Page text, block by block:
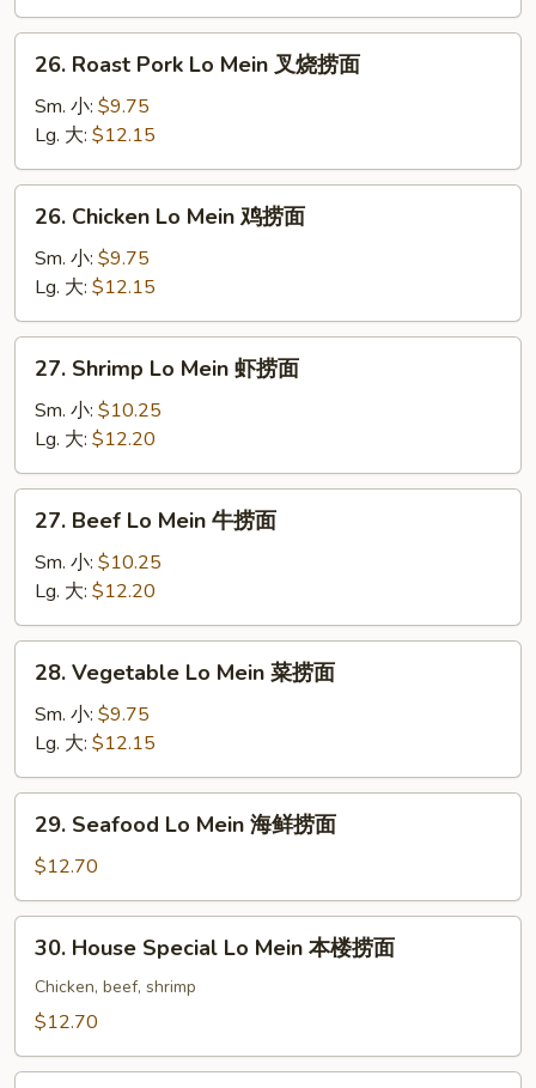
净
捞
Roast
Pork
Mein
叉
26. Roast Pork Lo Mein 叉烧捞面
Sm. 小: $9.75
Lg. 大: $12.15
Chicken
Lo
Mein
鸡
捞
26. Chicken Lo Mein 鸡捞面
Sm. 小: $9.75
Lg. 大: $12.15
Shrimp
Lo
Mein
虾
捞
27. Shrimp Lo Mein 虾捞面
Sm. 小: $10.25
Lg. 大: $12.20
Beef
Lo
Mein
牛
捞
27. Beef Lo Mein 牛捞面
Sm. 小: $10.25
Lg. 大: $12.20
Vegetable
Lo
Mein
菜
捞
28. Vegetable Lo Mein 菜捞面
Sm. 小: $9.75
Lg. 大: $12.15
Seafood
Lo
Mein
海
29. Seafood Lo Mein 海鲜捞面
$12.70
House
Special
Lo
本
30. House Special Lo Mein 本楼捞面
Chicken, beef, shrimp
$12.70